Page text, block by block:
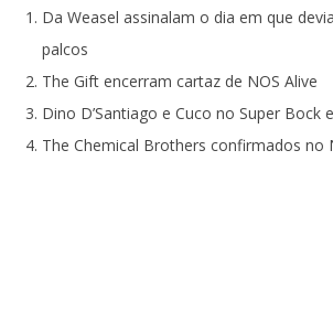
Da Weasel assinalam o dia em que
palcos
The Gift encerram cartaz de NOS Alive
Dino D’Santiago e Cuco no Super Bock
The Chemical Brothers confirmados no